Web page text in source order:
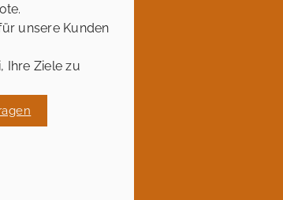
unsere Kunden
Ihre Ziele zu